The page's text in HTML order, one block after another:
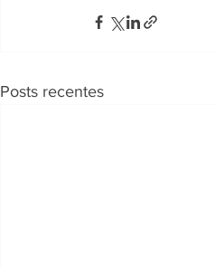
Posts recentes